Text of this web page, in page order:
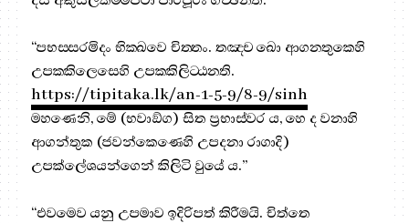
“පභස‍්සරමිදං භික‍්ඛවෙ චිත‍්තං. තඤ‍්ච ඛො ආගන‍්තුකෙහි
උපක‍්කිලෙසෙහි උපක‍්කිලිට‍්ඨන‍්ති.
https://tipitaka.lk/an-1-5-9/8-9/sinh
මහණෙනි, මේ (භවාඞ්ග) සිත ප්‍රභාස්වර ය, හෙ ද වනාහි
ආගන්තුක (ජවන්කෙණෙහි උපදනා රාගාදි)
උපක්ලේශයන්ගෙන් කිලිටි වුයේ ය.”
“එවමෙව යනු උපමාව ඉදිරිපත් කිරීමයි. චිත්තෙ